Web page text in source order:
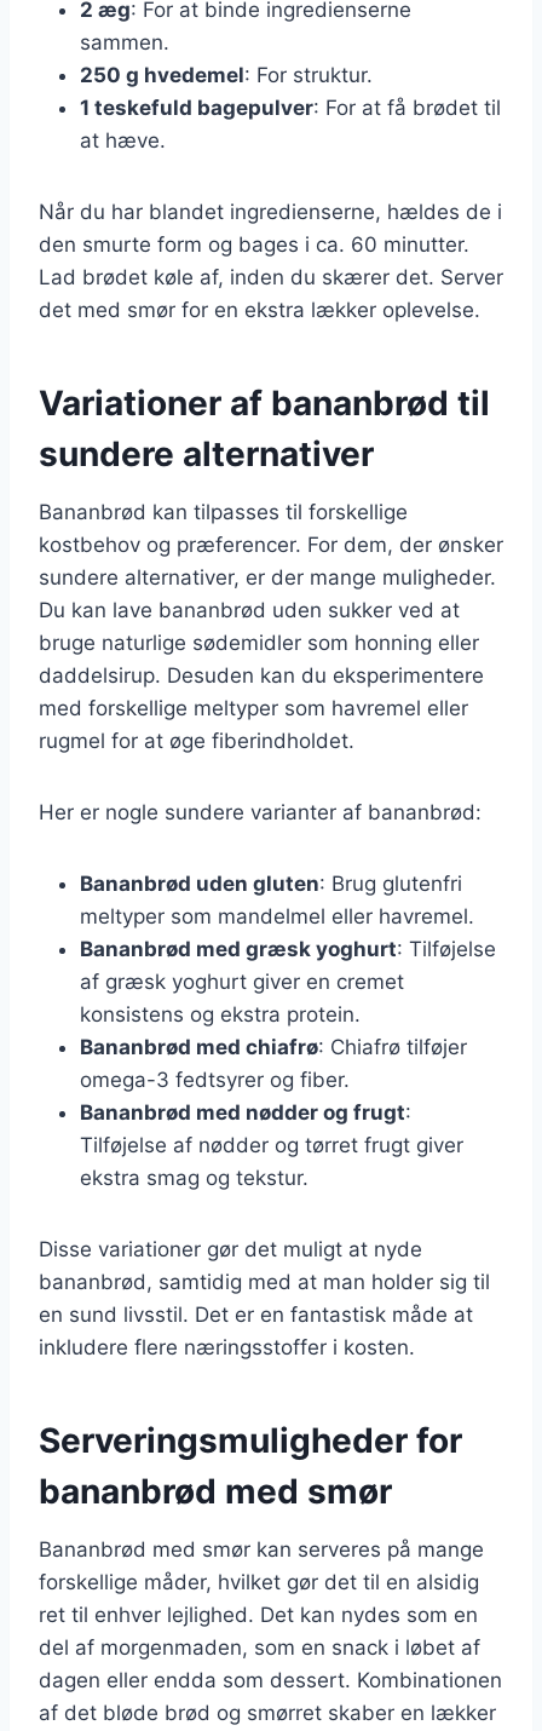
2 æg: For at binde ingredienserne
sammen.
250 g hvedemel: For struktur.
1 teskefuld bagepulver: For at få brødet til
at hæve.
Når du har blandet ingredienserne, hældes de i
den smurte form og bages i ca. 60 minutter.
Lad brødet køle af, inden du skærer det. Server
det med smør for en ekstra lækker oplevelse.
Variationer af bananbrød til
sundere alternativer
Bananbrød kan tilpasses til forskellige
kostbehov og præferencer. For dem, der ønsker
sundere alternativer, er der mange muligheder.
Du kan lave bananbrød uden sukker ved at
bruge naturlige sødemidler som honning eller
daddelsirup. Desuden kan du eksperimentere
med forskellige meltyper som havremel eller
rugmel for at øge fiberindholdet.
Her er nogle sundere varianter af bananbrød:
Bananbrød uden gluten: Brug glutenfri
meltyper som mandelmel eller havremel.
Bananbrød med græsk yoghurt: Tilføjelse
af græsk yoghurt giver en cremet
konsistens og ekstra protein.
Bananbrød med chiafrø: Chiafrø tilføjer
omega-3 fedtsyrer og fiber.
Bananbrød med nødder og frugt:
Tilføjelse af nødder og tørret frugt giver
ekstra smag og tekstur.
Disse variationer gør det muligt at nyde
bananbrød, samtidig med at man holder sig til
en sund livsstil. Det er en fantastisk måde at
inkludere flere næringsstoffer i kosten.
Serveringsmuligheder for
bananbrød med smør
Bananbrød med smør kan serveres på mange
forskellige måder, hvilket gør det til en alsidig
ret til enhver lejlighed. Det kan nydes som en
del af morgenmaden, som en snack i løbet af
dagen eller endda som dessert. Kombinationen
af det bløde brød og smørret skaber en lækker